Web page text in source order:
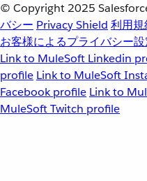
© Copyright 2025
バシー Privacy Shield 利用規
お客様によるプライバシー
Link to MuleSoft Linkedin
profile Link to MuleSoft
Facebook profile Link to
MuleSoft Twitch profile